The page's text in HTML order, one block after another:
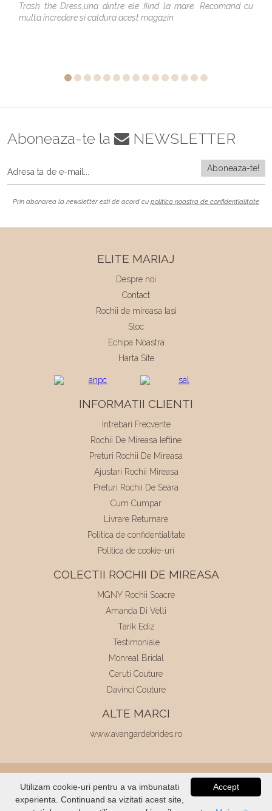
Trash the Dress,una dintre ele fiind la mare. Recomand cu
multa încredere si caldura acest magazin.
Aboneaza-te la NEWSLETTER
Prin abonarea la newsletter esti de acord cu politica noastra de confidentialitate
ELITE MARIAJ
Despre noi
Contact
Rochii de mireasa Iasi
Stoc
Echipa Noastra
Harta Site
INFORMATII CLIENTI
Intrebari Frecvente
Rochii De Mireasa Ieftine
Preturi Rochii De Mireasa
Ajustari Rochii Mireasa
Preturi Rochii De Seara
Cum Cumpar
Livrare Returnare
Politica de confidentialitate
Politica de cookie-uri
COLECTII ROCHII DE MIREASA
MGNY Rochii Soacre
Amanda Di Velli
Tarik Ediz
Testimoniale
Monreal Bridal
Ceruti Couture
Davinci Couture
ALTE MARCI
www.avangardebrides.ro
© 2026Elite Mariaj | Toate drepturile
rezervate
Dezvoltat de Voitin.com
Accept
Utilizam cookie-uri pentru a va imbunatati
experienta. Continuand sa vizitati acest site,